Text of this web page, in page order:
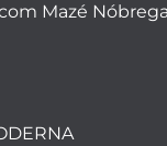
Mazé Nóbrega